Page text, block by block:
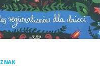
ZNAK